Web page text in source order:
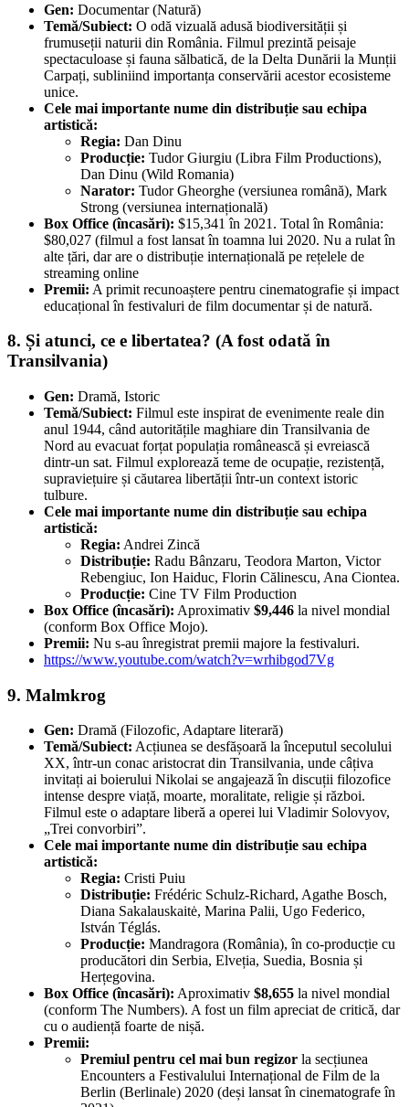
Gen: Documentar (Natură)
Temă/Subiect: O odă vizuală adusă biodiversității și
frumuseții naturii din România. Filmul prezintă peisaje
spectaculoase și fauna sălbatică, de la Delta Dunării la Munții
Carpați, subliniind importanța conservării acestor ecosisteme
unice.
Cele mai importante nume din distribuție sau echipa
artistică:
Regia: Dan Dinu
Producție: Tudor Giurgiu (Libra Film Productions),
Dan Dinu (Wild Romania)
Narator: Tudor Gheorghe (versiunea română), Mark
Strong (versiunea internațională)
Box Office (încasări): $15,341 în 2021. Total în România:
$80,027 (filmul a fost lansat în toamna lui 2020. Nu a rulat în
alte țări, dar are o distribuție internațională pe rețelele de
streaming online
Premii: A primit recunoaștere pentru cinematografie și impact
educațional în festivaluri de film documentar și de natură.
8. Și atunci, ce e libertatea? (A fost odată în
Transilvania)
Gen: Dramă, Istoric
Temă/Subiect: Filmul este inspirat de evenimente reale din
anul 1944, când autoritățile maghiare din Transilvania de
Nord au evacuat forțat populația românească și evreiască
dintr-un sat. Filmul explorează teme de ocupație, rezistență,
supraviețuire și căutarea libertății într-un context istoric
tulbure.
Cele mai importante nume din distribuție sau echipa
artistică:
Regia: Andrei Zincă
Distribuție: Radu Bânzaru, Teodora Marton, Victor
Rebengiuc, Ion Haiduc, Florin Călinescu, Ana Ciontea.
Producție: Cine TV Film Production
Box Office (încasări): Aproximativ $9,446 la nivel mondial
(conform Box Office Mojo).
Premii: Nu s-au înregistrat premii majore la festivaluri.
https://www.youtube.com/watch?v=wrhibgod7Vg
9. Malmkrog
Gen: Dramă (Filozofic, Adaptare literară)
Temă/Subiect: Acțiunea se desfășoară la începutul secolului
XX, într-un conac aristocrat din Transilvania, unde câțiva
invitați ai boierului Nikolai se angajează în discuții filozofice
intense despre viață, moarte, moralitate, religie și război.
Filmul este o adaptare liberă a operei lui Vladimir Solovyov,
„Trei convorbiri”.
Cele mai importante nume din distribuție sau echipa
artistică:
Regia: Cristi Puiu
Distribuție: Frédéric Schulz-Richard, Agathe Bosch,
Diana Sakalauskaitė, Marina Palii, Ugo Federico,
István Téglás.
Producție: Mandragora (România), în co-producție cu
producători din Serbia, Elveția, Suedia, Bosnia și
Herțegovina.
Box Office (încasări): Aproximativ $8,655 la nivel mondial
(conform The Numbers). A fost un film apreciat de critică, dar
cu o audiență foarte de nișă.
Premii:
Premiul pentru cel mai bun regizor la secțiunea
Encounters a Festivalului Internațional de Film de la
Berlin (Berlinale) 2020 (deși lansat în cinematografe în